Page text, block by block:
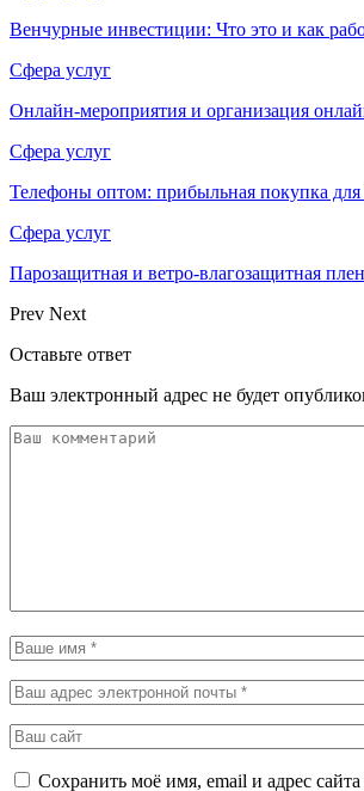
Венчурные инвестиции: Что это и как
Сфера услуг
Онлайн-мероприятия и организация
Сфера услуг
Телефоны оптом: прибыльная покупка для
Сфера услуг
Парозащитная и ветро-влагозащитная
Prev Next
Оставьте ответ
Ваш электронный адрес не будет
Сохранить моё имя, email и адрес